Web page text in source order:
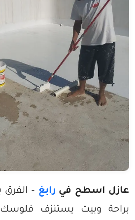
عازل اسطح في رابغ –
براحة وبيت يستنزف